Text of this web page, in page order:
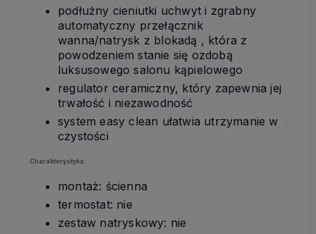
podłużny cieniutki uchwyt i zgrabny
automatyczny przełącznik
wanna/natrysk z blokadą , która z
powodzeniem stanie się ozdobą
luksusowego salonu kąpielowego
regulator ceramiczny, który zapewnia jej
trwałość i niezawodność
system easy clean ułatwia utrzymanie w
czystości
Charakterystyka:
montaż: ścienna
termostat: nie
zestaw natryskowy: nie